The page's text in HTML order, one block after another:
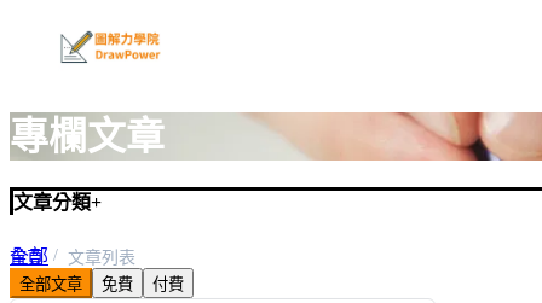
專欄文章
文章分類+
全部
圖解親子教養100問
首頁
文章列表
全部文章
免費 付費